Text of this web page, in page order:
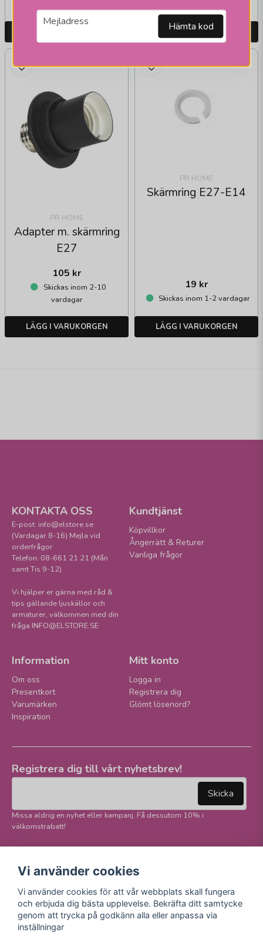
LÄGG I VARUKORGEN
PR HOME
Adapter m. skärmring
E27
105 kr
Skickas inom 2-10
vardagar
LÄGG I VARUKORGEN
PR HOME
Skärmring E27-E14
19 kr
Skickas inom 1-2 vardagar
LÄGG I VARUKORGEN
email
Mejladress Hämta kod
KONTAKTA OSS
E-post: info@elstore.se
(Vardagar 8-16) Mejla vid
orderfrågor
Telefon: 08-661 21 21 (Mån
samt Tis 9-12)
Vi hjälper er gärna med råd &
tips gällande ljuskällor och
armaturer, välkommen med din
fråga INFO@ELSTORE.SE
Kundtjänst
Köpvillkor
Ångerrätt & Returer
Vanliga frågor
Information
Om oss
Presentkort
Varumärken
Inspiration
Mitt konto
Logga in
Registrera dig
Glömt lösenord?
Registrera dig till vårt nyhetsbrev!
Skicka
Missa aldrig en nyhet eller kampanj. Få dessutom 10% i
välkomstrabatt!
sociala medier!
Facebook
Instagram
Youtube
E-handel
Vi använder cookies
Vi använder cookies för att vår webbplats skall fungera
och erbjuda dig bästa upplevelse. Bekräfta ditt samtycke
genom att trycka på godkänn alla eller anpassa via
inställningar